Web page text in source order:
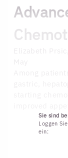
Sie sind
Loggen
ein: